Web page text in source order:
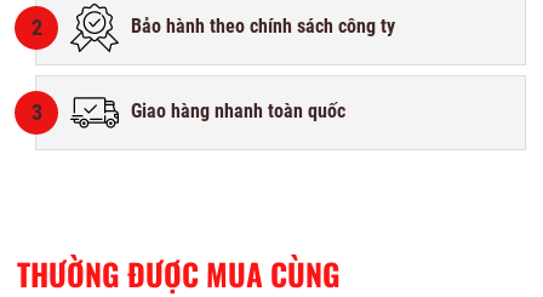
2 Bảo hành theo chính sách công ty
3 Giao hàng nhanh toàn quốc
THƯỜNG ĐƯỢC MUA CÙNG